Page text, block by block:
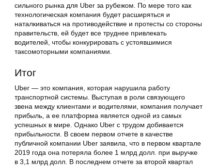
сильного рынка для Uber за рубежом. По мере того как
технологическая компания будет расширяться и
наталкиваться на противодействие и протесты со стороны
правительств, ей будет все труднее привлекать
водителей, чтобы конкурировать с устоявшимися
таксомоторными компаниями.
Итог
Uber — это компания, которая нарушила работу
транспортной системы. Выступая в роли связующего
звена между клиентами и водителями, компания получает
прибыль, а ее платформа является одной из самых
успешных в мире. Однако Uber с трудом добивается
прибыльности. В своем первом отчете в качестве
публичной компании Uber заявила, что в первом квартале
2019 года она потеряла более 1 млрд долл. при выручке
в 3,1 млрд долл. В последнем отчете за второй квартал